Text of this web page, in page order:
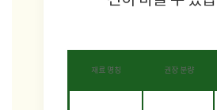
재료 명칭 권장 분량